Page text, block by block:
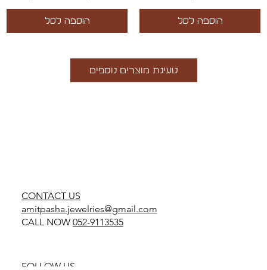
הוספה לסל הוספה לסל
טעינת מוצרים נוספים
CONTACT US
amitpasha.jewelries@gmail.com
CALL NOW 052-9113535
FOLLOW US